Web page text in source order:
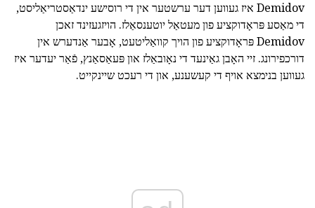
Demidov איז געווען דער ערשטער אין די רוסישע ינדאַסטריאַליסט,
די מאַסע פּראָדוקציע פון מעטאַל יוטענסאַלז. הויזגעזינד זאכן
Demidov פּראָדוקציע פון הויך קוואַליטעט, אָבער אַנדערש אין
דורכפירונג. זיי האָבן גאַינעד די נאָובאַלז און פּעאַסאַנץ, פֿאַר יעדער איז
געווען בנימצא אויף די קעשענע, און די רעכט שיינקייט.